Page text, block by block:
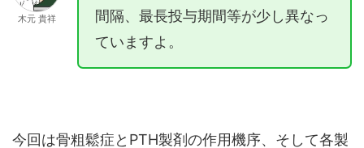
木元 貴祥
間隔、最長投与期間等が少し異なっ
ていますよ。
今回は骨粗鬆症とPTH製剤の作用機序、そして各製